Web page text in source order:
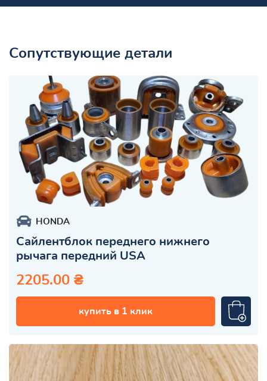
Сопутствующие детали
HONDA
Сайлентблок переднего нижнего
рычага передний USA
2205.00 ₴
купить в 1 клик